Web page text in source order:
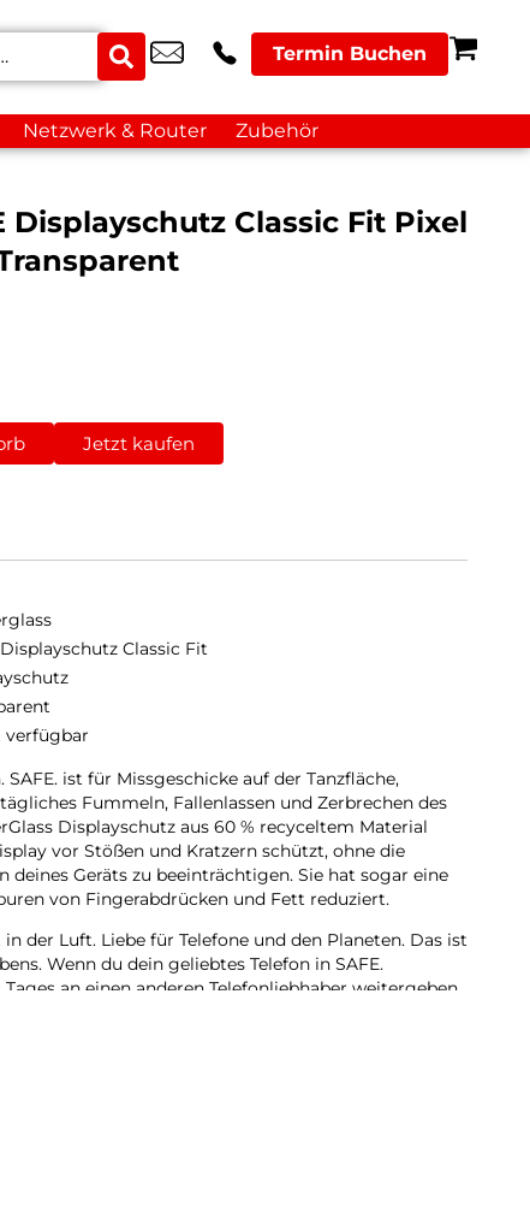
Termin Buchen
Netzwerk & Router Zubehör
Displayschutz Classic Fit Pixel
Jetzt kaufen
Classic Fit
verfügbar
SAFE. ist für Missgeschicke auf der Tanzfläche,
Fummeln, Fallenlassen und Zerbrechen des
Displayschutz aus 60 % recyceltem Material
vor Stößen und Kratzern schützt, ohne die
deines Geräts zu beeinträchtigen. Sie hat sogar eine
von Fingerabdrücken und Fett reduziert.
der Luft. Liebe für Telefone und den Planeten. Das ist
Wenn du dein geliebtes Telefon in SAFE.
an einen anderen Telefonliebhaber weitergeben,
Entscheide dich für SAFE. und schenke deinem